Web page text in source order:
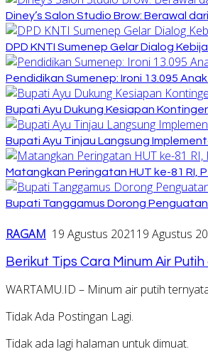
Diney’s Salon Studio Brow: Berawal
DPD KNTI Sumenep Gelar Dialog
Pendidikan Sumenep: Ironi 13.095
Bupati Ayu Dukung Kesiapan
Bupati Ayu Tinjau Langsung
Matangkan Peringatan HUT ke-81 RI,
Bupati Tanggamus Dorong
RAGAM 19 Agustus 2021 19 Agustus
Berikut Tips Cara Minum Air
WARTAMU.ID – Minum air putih
Tidak Ada Postingan Lagi.
Tidak ada lagi halaman untuk dimuat.